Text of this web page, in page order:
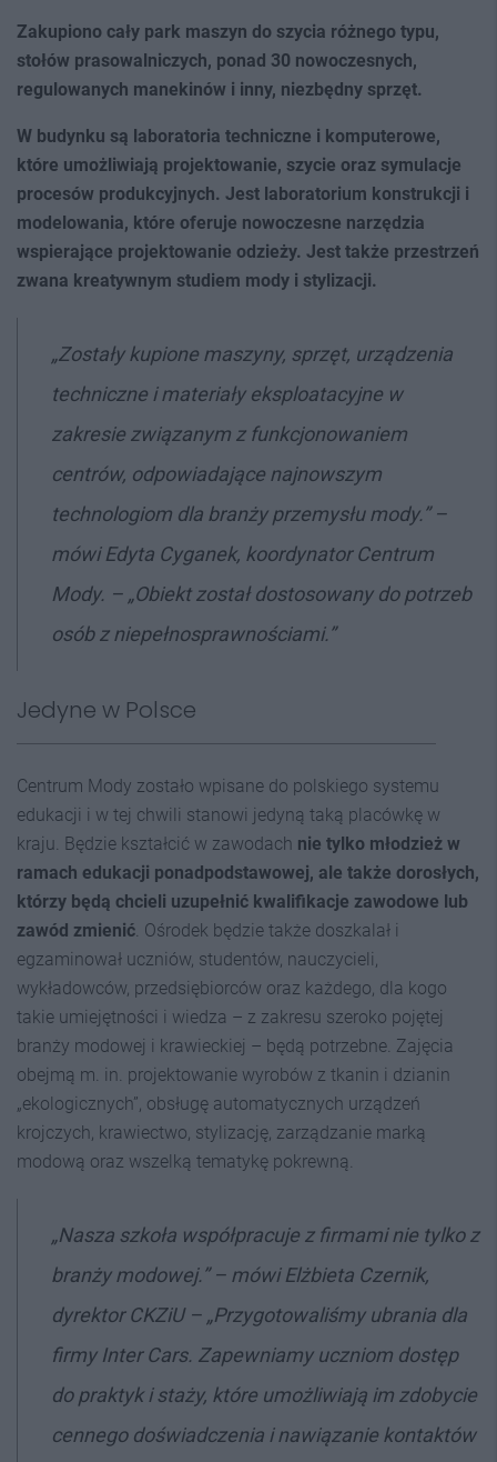
Zakupiono cały park maszyn do szycia różnego typu,
stołów prasowalniczych, ponad 30 nowoczesnych,
regulowanych manekinów i inny, niezbędny sprzęt.
W budynku są laboratoria techniczne i komputerowe,
które umożliwiają projektowanie, szycie oraz symulacje
procesów produkcyjnych. Jest laboratorium konstrukcji i
modelowania, które oferuje nowoczesne narzędzia
wspierające projektowanie odzieży. Jest także przestrzeń
zwana kreatywnym studiem mody i stylizacji.
„Zostały kupione maszyny, sprzęt, urządzenia
techniczne i materiały eksploatacyjne w
zakresie związanym z funkcjonowaniem
centrów, odpowiadające najnowszym
technologiom dla branży przemysłu mody.” –
mówi Edyta Cyganek, koordynator Centrum
Mody. – „Obiekt został dostosowany do potrzeb
osób z niepełnosprawnościami.”
Jedyne w Polsce
Centrum Mody zostało wpisane do polskiego systemu
edukacji i w tej chwili stanowi jedyną taką placówkę w
kraju. Będzie kształcić w zawodach nie tylko młodzież w
ramach edukacji ponadpodstawowej, ale także dorosłych,
którzy będą chcieli uzupełnić kwalifikacje zawodowe lub
zawód zmienić. Ośrodek będzie także doszkalał i
egzaminował uczniów, studentów, nauczycieli,
wykładowców, przedsiębiorców oraz każdego, dla kogo
takie umiejętności i wiedza – z zakresu szeroko pojętej
branży modowej i krawieckiej – będą potrzebne. Zajęcia
obejmą m. in. projektowanie wyrobów z tkanin i dzianin
„ekologicznych”, obsługę automatycznych urządzeń
krojczych, krawiectwo, stylizację, zarządzanie marką
modową oraz wszelką tematykę pokrewną.
„Nasza szkoła współpracuje z firmami nie tylko z
branży modowej.” – mówi Elżbieta Czernik,
dyrektor CKZiU – „Przygotowaliśmy ubrania dla
firmy Inter Cars. Zapewniamy uczniom dostęp
do praktyk i staży, które umożliwiają im zdobycie
cennego doświadczenia i nawiązanie kontaktów